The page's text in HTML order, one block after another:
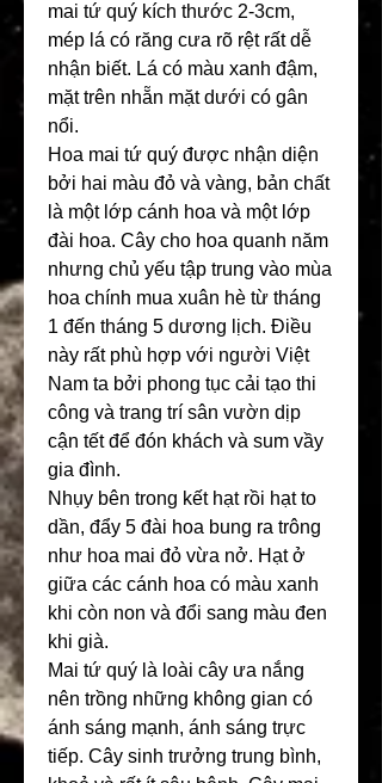
mai tứ quý kích thước 2-3cm,
mép lá có răng cưa rõ rệt rất dễ
nhận biết. Lá có màu xanh đậm,
mặt trên nhẵn mặt dưới có gân
nổi.
Hoa mai tứ quý được nhận diện
bởi hai màu đỏ và vàng, bản chất
là một lớp cánh hoa và một lớp
đài hoa. Cây cho hoa quanh năm
nhưng chủ yếu tập trung vào mùa
hoa chính mua xuân hè từ tháng
1 đến tháng 5 dương lịch. Điều
này rất phù hợp với người Việt
Nam ta bởi phong tục cải tạo thi
công và trang trí sân vườn dịp
cận tết để đón khách và sum vầy
gia đình.
Nhụy bên trong kết hạt rồi hạt to
dần, đẩy 5 đài hoa bung ra trông
như hoa mai đỏ vừa nở. Hạt ở
giữa các cánh hoa có màu xanh
khi còn non và đổi sang màu đen
khi già.
Mai tứ quý là loài cây ưa nắng
nên trồng những không gian có
ánh sáng mạnh, ánh sáng trực
tiếp. Cây sinh trưởng trung bình,